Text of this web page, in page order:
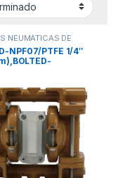
NEUMÁTICAS DE
,PWR-FLO
NPF07/PTFE 1/4″